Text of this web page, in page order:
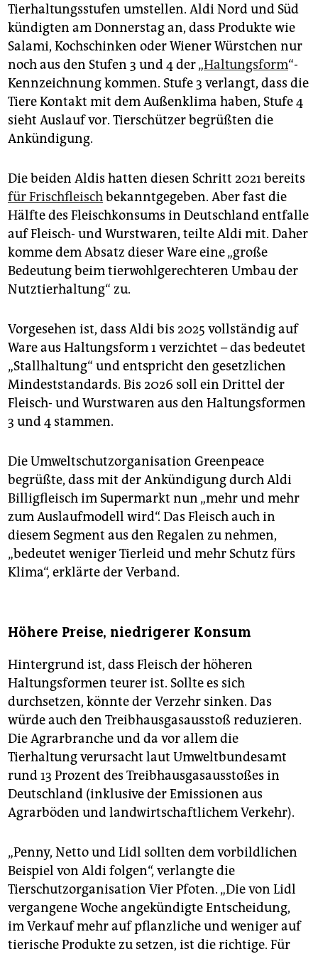
genossenschaft
epaper login
Tierhaltungsstufen umstellen. Aldi Nord und Süd
kündigten am Donnerstag an, dass Produkte wie
Salami, Kochschinken oder Wiener Würstchen nur
noch aus den Stufen 3 und 4 der „Haltungsform“-
Kennzeichnung kommen. Stufe 3 verlangt, dass die
Tiere Kontakt mit dem Außenklima haben, Stufe 4
sieht Auslauf vor. Tierschützer begrüßten die
Ankündigung.
Die beiden Aldis hatten diesen Schritt 2021 bereits
für Frischfleischbekanntgegeben. Aber fast die
Hälfte des Fleischkonsums in Deutschland entfalle
auf Fleisch- und Wurstwaren, teilte Aldi mit. Daher
komme dem Absatz dieser Ware eine „große
Bedeutung beim tierwohlgerechteren Umbau der
Nutztierhaltung“ zu.
Vorgesehen ist, dass Aldi bis 2025 vollständig auf
Ware aus Haltungsform 1 verzichtet – das bedeutet
„Stallhaltung“ und entspricht den gesetzlichen
Mindeststandards. Bis 2026 soll ein Drittel der
Fleisch- und Wurstwaren aus den Haltungsformen
3 und 4 stammen.
Die Umweltschutzorganisation Greenpeace
begrüßte, dass mit der Ankündigung durch Aldi
Billigfleisch im Supermarkt nun „mehr und mehr
zum Auslaufmodell wird“. Das Fleisch auch in
diesem Segment aus den Regalen zu nehmen,
„bedeutet weniger Tierleid und mehr Schutz fürs
Klima“, erklärte der Verband.
Höhere Preise, niedrigerer Konsum
Hintergrund ist, dass Fleisch der höheren
Haltungsformen teurer ist. Sollte es sich
durchsetzen, könnte der Verzehr sinken. Das
würde auch den Treibhausgasausstoß reduzieren.
Die Agrarbranche und da vor allem die
Tierhaltung verursacht laut Umweltbundesamt
rund 13 Prozent des Treibhausgasausstoßes in
Deutschland (inklusive der Emissionen aus
Agrarböden und landwirtschaftlichem Verkehr).
„Penny, Netto und Lidl sollten dem vorbildlichen
Beispiel von Aldi folgen“, verlangte die
Tierschutzorganisation Vier Pfoten. „Die von Lidl
vergangene Woche angekündigte Entscheidung,
im Verkauf mehr auf pflanzliche und weniger auf
tierische Produkte zu setzen, ist die richtige. Für